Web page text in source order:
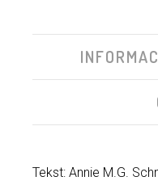
Tekst: Annie M.G.